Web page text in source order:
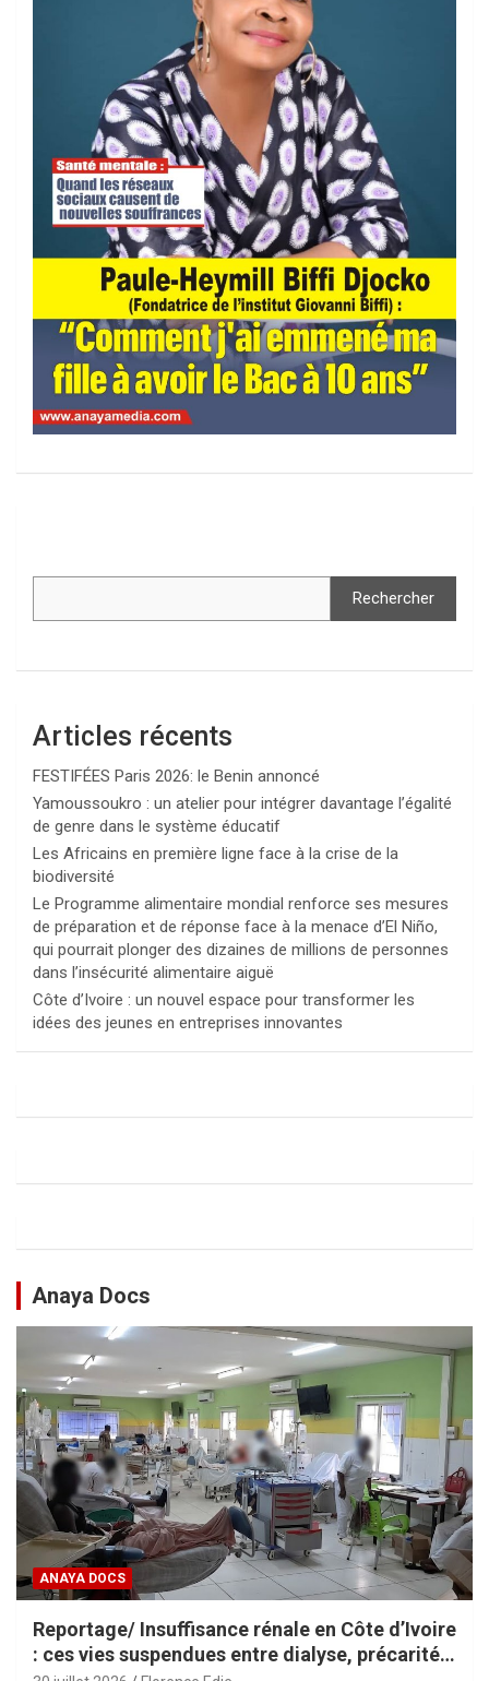
Rechercher
Articles récents
FESTIFÉES Paris 2026: le Benin annoncé
Yamoussoukro : un atelier pour intégrer davantage l’égalité
de genre dans le système éducatif
Les Africains en première ligne face à la crise de la
biodiversité
Le Programme alimentaire mondial renforce ses mesures
de préparation et de réponse face à la menace d’El Niño,
qui pourrait plonger des dizaines de millions de personnes
dans l’insécurité alimentaire aiguë
Côte d’Ivoire : un nouvel espace pour transformer les
idées des jeunes en entreprises innovantes
Anaya Docs
ANAYA DOCS
Reportage/ Insuffisance rénale en Côte d’Ivoire
: ces vies suspendues entre dialyse, précarité